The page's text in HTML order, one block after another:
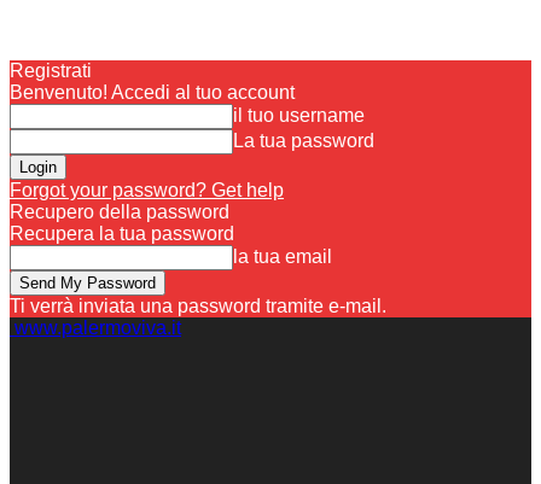
Registrati
Benvenuto! Accedi al tuo account
il tuo username
La tua password
Forgot your password? Get help
Recupero della password
Recupera la tua password
la tua email
Ti verrà inviata una password tramite e-mail.
www.palermoviva.it